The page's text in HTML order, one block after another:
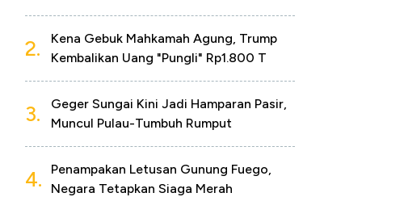
2.
Kena Gebuk Mahkamah Agung, Trump
Kembalikan Uang "Pungli" Rp1.800 T
3.
Geger Sungai Kini Jadi Hamparan Pasir,
Muncul Pulau-Tumbuh Rumput
4.
Penampakan Letusan Gunung Fuego,
Negara Tetapkan Siaga Merah